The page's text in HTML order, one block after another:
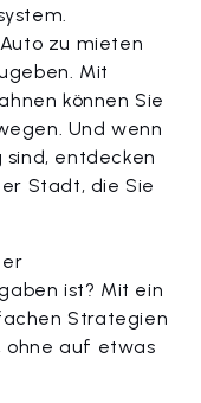
zu mieten
Mit
können Sie
Und wenn
sind, entdecken
Stadt, die Sie
ist? Mit ein
Strategien
ohne auf etwas